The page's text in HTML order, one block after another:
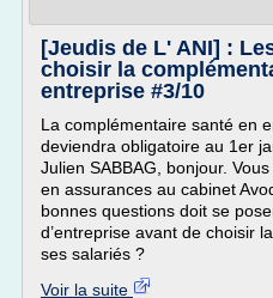
[Jeudis de L' ANI] :
choisir la
entreprise #3/10
La complémentaire santé en
deviendra obligatoire au 1er
Julien SABBAG, bonjour.
en assurances au cabinet
bonnes questions doit se
d’entreprise avant de choisir
ses salariés ?
Voir la suite